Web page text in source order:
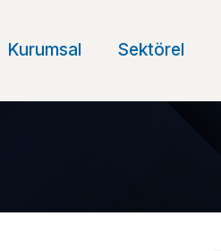
Kurumsal Sektörel